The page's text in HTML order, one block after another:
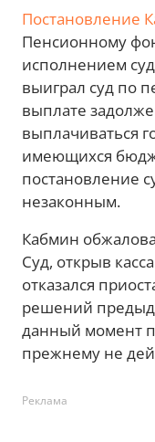
Постановление
Пенсионному
исполнением
выиграл суд по
выплате
выплачиваться
имеющихся
постановление
незаконным.
Кабмин
Суд, открыв
отказался
решений
данный момент
прежнему не
Реклама